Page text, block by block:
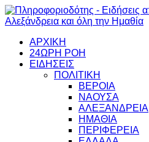
ΑΡΧΙΚΗ
24ΩΡΗ ΡΟΗ
ΕΙΔΗΣΕΙΣ
ΠΟΛΙΤΙΚΗ
ΒΕΡΟΙΑ
ΝΑΟΥΣΑ
ΑΛΕΞΑΝΔΡΕΙΑ
ΗΜΑΘΙΑ
ΠΕΡΙΦΕΡΕΙΑ